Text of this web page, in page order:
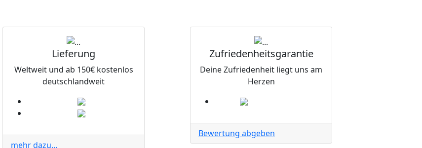
Lieferung
Weltweit und ab 150€ kostenlos
deutschlandweit
mehr dazu...
Zufriedenheitsgarantie
Deine Zufriedenheit liegt uns am
Herzen
Bewertung abgeben